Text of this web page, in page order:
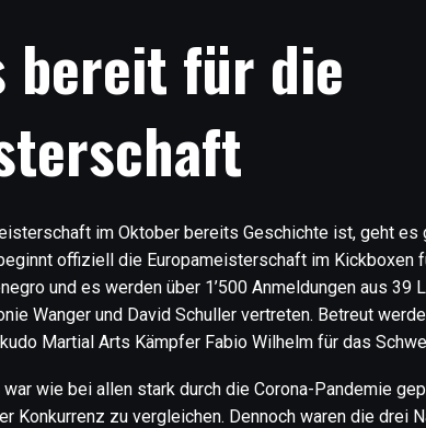
bereit für die
im Oktober bereits Geschichte ist, geht
offiziell die Europameisterschaft im Kickboxen
und es werden über 1’500 Anmeldungen aus
Wanger und David Schuller vertreten. Betreut
Martial Arts Kämpfer Fabio Wilhelm für das
wie bei allen stark durch die Corona-Pandemie
Konkurrenz zu vergleichen. Dennoch waren die drei